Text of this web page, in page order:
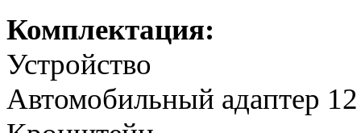
Комплектация:
Устройство
Автомобильный адаптер